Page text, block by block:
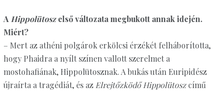
AHippolütoszelső változata megbukott annak idején.
Miért?
– Mert az athéni polgárok erkölcsi érzékét felháborította,
hogy Phaidra a nyílt színen vallott szerelmet a
mostohafiának, Hippolütosznak. A bukás után Euripidész
újraírta a tragédiát, és az Elrejtőzködő Hippolütoszcímű